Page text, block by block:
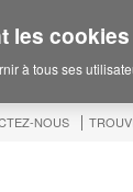
NOUS
les
à tous ses